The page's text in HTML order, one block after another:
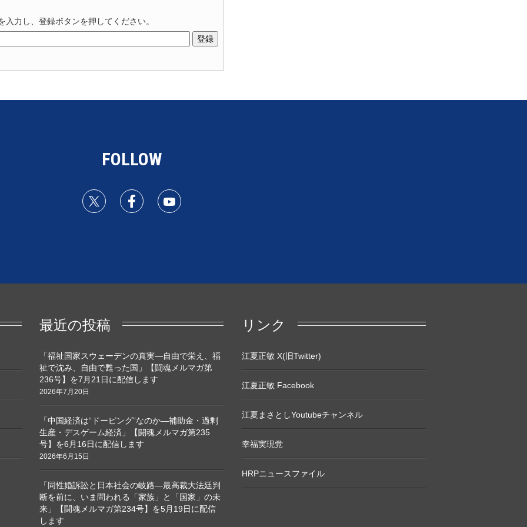
入力し、登録ボタンを押してください。
FOLLOW
最近の投稿
「福祉国家スウェーデンの真実―自由で栄え、福
祉で沈み、自由で甦った国」【闘魂メルマガ第
236号】を7月21日に配信します
2026年7月20日
「中国経済は“ドーピング”なのか―補助金・過剰
生産・デスゲーム経済」【闘魂メルマガ第235
号】を6月16日に配信します
2026年6月15日
「同性婚訴訟と日本社会の岐路―最高裁大法廷判
断を前に、いま問われる「家族」と「国家」の未
来」【闘魂メルマガ第234号】を5月19日に配信
します
リンク
江夏正敏 X(旧Twitter)
江夏正敏 Facebook
江夏まさとしYoutubeチャンネル
幸福実現党
HRPニュースファイル